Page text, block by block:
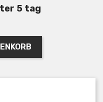
5 tag